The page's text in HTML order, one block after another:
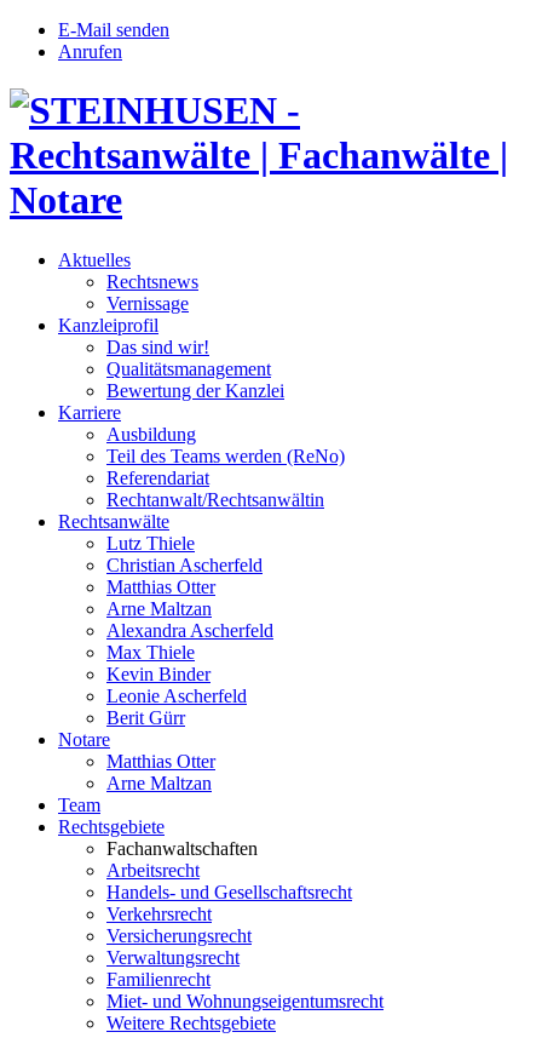
E-Mail senden
Anrufen
Aktuelles
Rechtsnews
Vernissage
Kanzleiprofil
Das sind wir!
Qualitätsmanagement
Bewertung der Kanzlei
Karriere
Ausbildung
Teil des Teams werden (ReNo)
Referendariat
Rechtanwalt/Rechtsanwältin
Rechtsanwälte
Lutz Thiele
Christian Ascherfeld
Matthias Otter
Arne Maltzan
Alexandra Ascherfeld
Max Thiele
Kevin Binder
Leonie Ascherfeld
Berit Gürr
Notare
Matthias Otter
Arne Maltzan
Team
Rechtsgebiete
Fachanwaltschaften
Arbeitsrecht
Handels- und Gesellschaftsrecht
Verkehrsrecht
Versicherungsrecht
Verwaltungsrecht
Familienrecht
Miet- und Wohnungseigentumsrecht
Weitere Rechtsgebiete